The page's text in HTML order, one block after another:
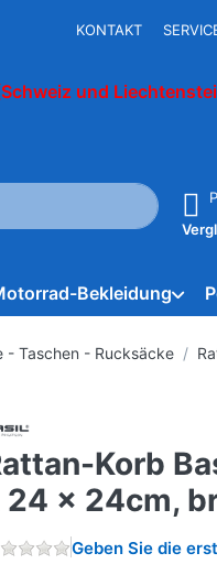
KONTAKT
und
automatisch erste
Bekleidung
- Taschen - Rucksäcke
Korb
24 x 24cm,
Geben Sie die